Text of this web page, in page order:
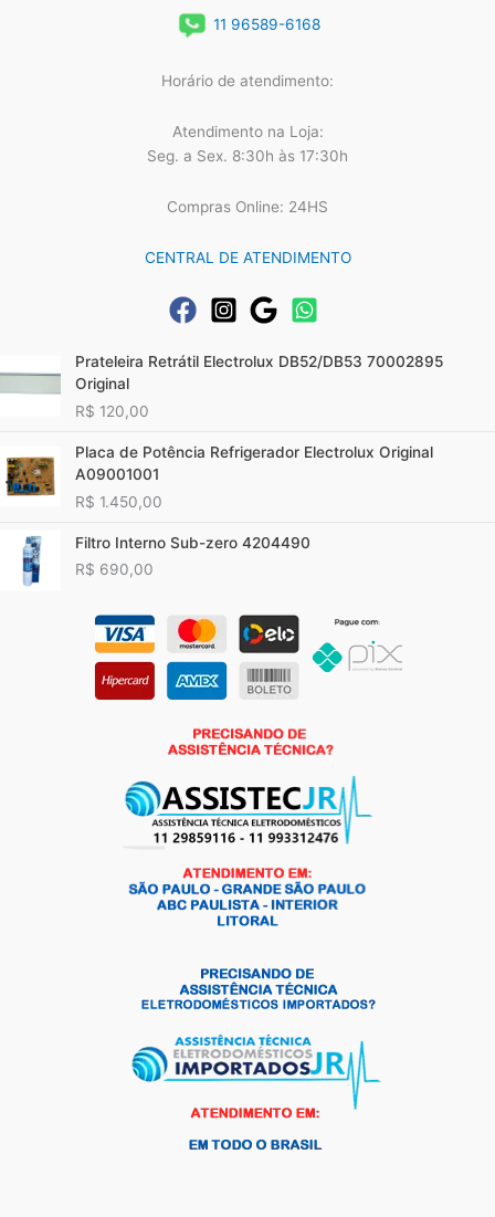
11 96589-6168
Horário de atendimento:
Atendimento na Loja:
Seg. a Sex. 8:30h às 17:30h
Compras Online: 24HS
CENTRAL DE ATENDIMENTO
Prateleira Retrátil Electrolux DB52/DB53 70002895
Original
R$ 120,00
Placa de Potência Refrigerador Electrolux Original
A09001001
R$ 1.450,00
Filtro Interno Sub-zero 4204490
R$ 690,00